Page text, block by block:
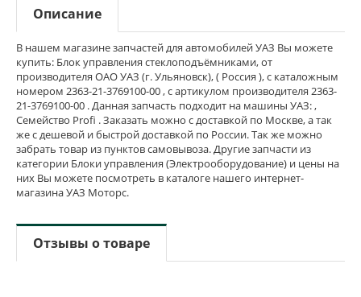
Описание
В нашем магазине запчастей для автомобилей УАЗ Вы можете
купить: Блок управления стеклоподъёмниками, от
производителя ОАО УАЗ (г. Ульяновск), ( Россия ), с каталожным
номером 2363-21-3769100-00 , с артикулом производителя 2363-
21-3769100-00 . Данная запчасть подходит на машины УАЗ: ,
Семейство Profi . Заказать можно с доставкой по Москве, а так
же с дешевой и быстрой доставкой по России. Так же можно
забрать товар из пунктов самовывоза. Другие запчасти из
категории Блоки управления (Электрооборудование) и цены на
них Вы можете посмотреть в каталоге нашего интернет-
магазина УАЗ Моторс.
Отзывы о товаре